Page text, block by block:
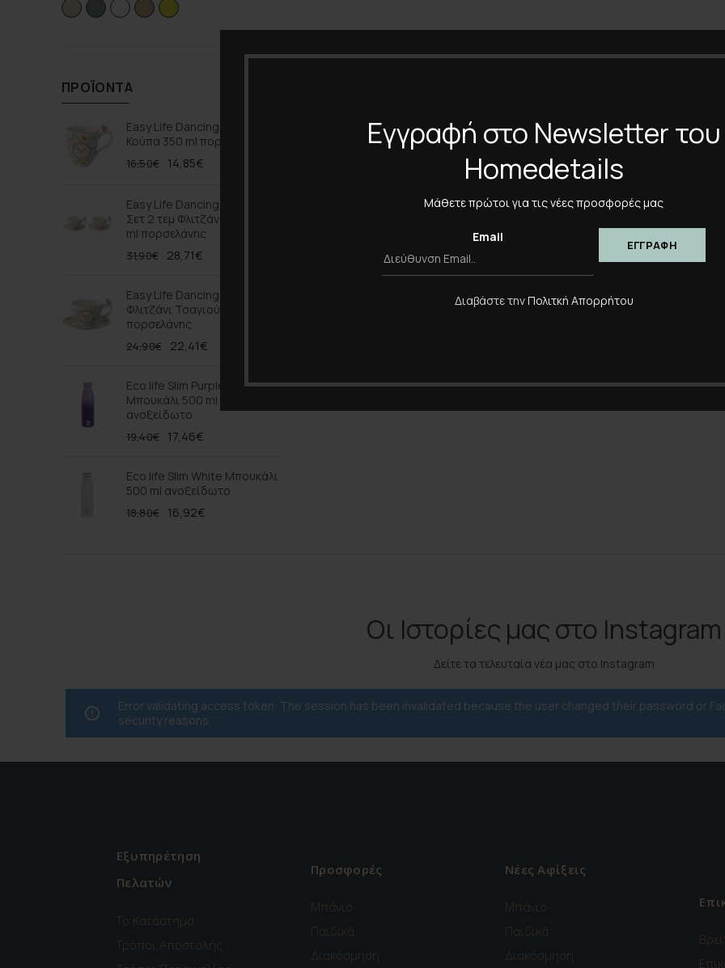
Εγγραφή στο Newsletter του
Homedetails
Μάθετε πρώτοι για τις νέες προσφορές μας
Email
Διαβάστε τηνΠολιτκή Απορρήτου
ΠΡΟΪΌΝΤΑ
Easy Life Dancing Butterflies
Κούπα 350 ml πορσελάνης
16,50€ 14,85€
Easy Life Dancing Butterflies
Σετ 2 τεμ Φλιτζάνι Καφέ 120
ml πορσελάνης
31,90€ 28,71€
Easy Life Dancing Butterflies
Φλιτζάνι Τσαγιού 240 ml
πορσελάνης
24,90€ 22,41€
Eco life Slim Purple Ombre
Μπουκάλι 500 ml
ανοξείδωτο
19,40€ 17,46€
Eco life Slim White Μπουκάλι
500 ml ανοξείδωτο
18,80€ 16,92€
Οι Ιστορίες μας στο Instagram
Δείτε τα τελευταία νέα μας στο Instagram
Error validating access token: The session has been invalidated because the user changed their password or
security reasons.
Εξυπηρέτηση
Πελατών
Το Κατάστημα
Τρόποι Αποστολής
Προσφορές
Μπάνιο
Παιδικά
Διακόσμηση
Νέες Αφίξεις
Μπάνιο
Παιδικά
Διακόσμηση